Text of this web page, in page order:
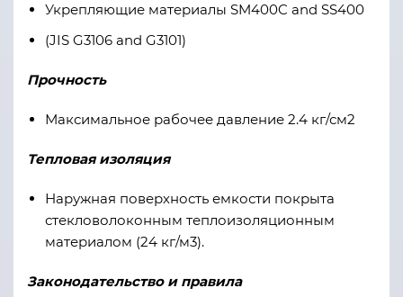
Укрепляющие материалы SM400C and SS400
(JIS G3106 and G3101)
Прочность
Максимальное рабочее давление 2.4 кг/см2
Тепловая изоляция
Наружная поверхность емкости покрыта
стекловолоконным теплоизоляционным
материалом (24 кг/м3).
Законодательствои правила